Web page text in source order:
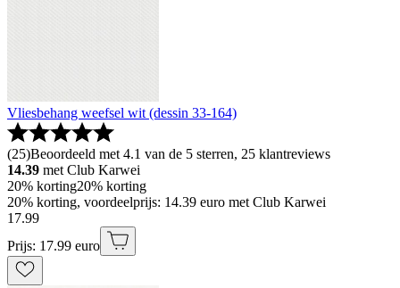
Vliesbehang weefsel wit (dessin 33-164)
(25)Beoordeeld met 4.1 van de 5 sterren, 25 klantreviews
14.39 met Club Karwei
20% korting20% korting
20% korting, voordeelprijs: 14.39 euro met Club Karwei
17.99
Prijs: 17.99 euro